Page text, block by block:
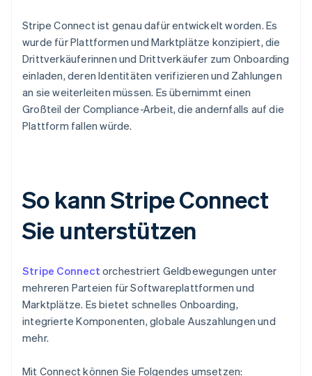
Stripe Connect ist genau dafür entwickelt worden. Es
wurde für Plattformen und Marktplätze konzipiert, die
Drittverkäuferinnen und Drittverkäufer zum Onboarding
einladen, deren Identitäten verifizieren und Zahlungen
an sie weiterleiten müssen. Es übernimmt einen
Großteil der Compliance-Arbeit, die andernfalls auf die
Plattform fallen würde.
So kann Stripe Connect
Sie unterstützen
Stripe Connect orchestriert Geldbewegungen unter
mehreren Parteien für Softwareplattformen und
Marktplätze. Es bietet schnelles Onboarding,
integrierte Komponenten, globale Auszahlungen und
mehr.
Mit Connect können Sie Folgendes umsetzen: